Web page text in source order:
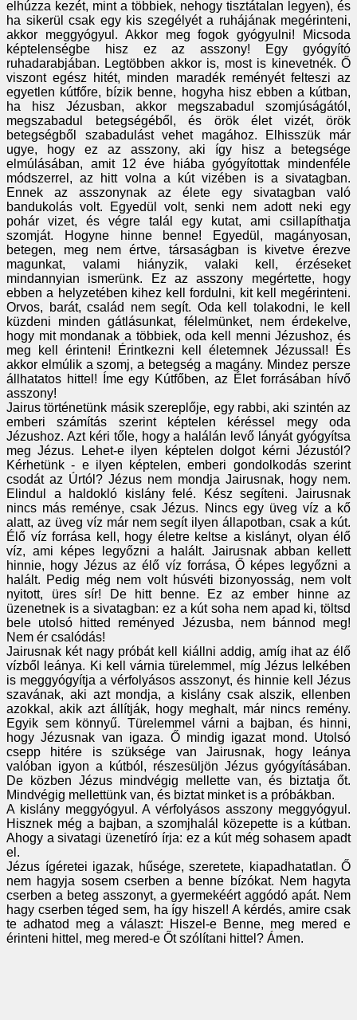
elhúzza kezét, mint a többiek, nehogy tisztátalan legyen), és
ha sikerül csak egy kis szegélyét a ruhájának megérinteni,
akkor meggyógyul. Akkor meg fogok gyógyulni! Micsoda
képtelenségbe hisz ez az asszony! Egy gyógyító
ruhadarabjában. Legtöbben akkor is, most is kinevetnék. Ő
viszont egész hitét, minden maradék reményét felteszi az
egyetlen kútfőre, bízik benne, hogyha hisz ebben a kútban,
ha hisz Jézusban, akkor megszabadul szomjúságától,
megszabadul betegségéből, és örök élet vizét, örök
betegségből szabadulást vehet magához. Elhisszük már
ugye, hogy ez az asszony, aki így hisz a betegsége
elmúlásában, amit 12 éve hiába gyógyítottak mindenféle
módszerrel, az hitt volna a kút vizében is a sivatagban.
Ennek az asszonynak az élete egy sivatagban való
bandukolás volt. Egyedül volt, senki nem adott neki egy
pohár vizet, és végre talál egy kutat, ami csillapíthatja
szomját. Hogyne hinne benne! Egyedül, magányosan,
betegen, meg nem értve, társaságban is kivetve érezve
magunkat, valami hiányzik, valaki kell, érzéseket
mindannyian ismerünk. Ez az asszony megértette, hogy
ebben a helyzetében kihez kell fordulni, kit kell megérinteni.
Orvos, barát, család nem segít. Oda kell tolakodni, le kell
küzdeni minden gátlásunkat, félelmünket, nem érdekelve,
hogy mit mondanak a többiek, oda kell menni Jézushoz, és
meg kell érinteni! Érintkezni kell életemnek Jézussal! És
akkor elmúlik a szomj, a betegség a magány. Mindez persze
állhatatos hittel! Íme egy Kútfőben, az Élet forrásában hívő
asszony!
Jairus történetünk másik szereplője, egy rabbi, aki szintén az
emberi számítás szerint képtelen kéréssel megy oda
Jézushoz. Azt kéri tőle, hogy a halálán levő lányát gyógyítsa
meg Jézus. Lehet-e ilyen képtelen dolgot kérni Jézustól?
Kérhetünk - e ilyen képtelen, emberi gondolkodás szerint
csodát az Úrtól? Jézus nem mondja Jairusnak, hogy nem.
Elindul a haldokló kislány felé. Kész segíteni. Jairusnak
nincs más reménye, csak Jézus. Nincs egy üveg víz a kő
alatt, az üveg víz már nem segít ilyen állapotban, csak a kút.
Élő víz forrása kell, hogy életre keltse a kislányt, olyan élő
víz, ami képes legyőzni a halált. Jairusnak abban kellett
hinnie, hogy Jézus az élő víz forrása, Ő képes legyőzni a
halált. Pedig még nem volt húsvéti bizonyosság, nem volt
nyitott, üres sír! De hitt benne. Ez az ember hinne az
üzenetnek is a sivatagban: ez a kút soha nem apad ki, töltsd
bele utolsó hitted reményed Jézusba, nem bánnod meg!
Nem ér csalódás!
Jairusnak két nagy próbát kell kiállni addig, amíg ihat az élő
vízből leánya. Ki kell várnia türelemmel, míg Jézus lelkében
is meggyógyítja a vérfolyásos asszonyt, és hinnie kell Jézus
szavának, aki azt mondja, a kislány csak alszik, ellenben
azokkal, akik azt állítják, hogy meghalt, már nincs remény.
Egyik sem könnyű. Türelemmel várni a bajban, és hinni,
hogy Jézusnak van igaza. Ő mindig igazat mond. Utolsó
csepp hitére is szüksége van Jairusnak, hogy leánya
valóban igyon a kútból, részesüljön Jézus gyógyításában.
De közben Jézus mindvégig mellette van, és biztatja őt.
Mindvégig mellettünk van, és biztat minket is a próbákban.
A kislány meggyógyul. A vérfolyásos asszony meggyógyul.
Hisznek még a bajban, a szomjhalál közepette is a kútban.
Ahogy a sivatagi üzenetíró írja: ez a kút még sohasem apadt
el.
Jézus ígéretei igazak, hűsége, szeretete, kiapadhatatlan. Ő
nem hagyja sosem cserben a benne bízókat. Nem hagyta
cserben a beteg asszonyt, a gyermekéért aggódó apát. Nem
hagy cserben téged sem, ha így hiszel! A kérdés, amire csak
te adhatod meg a választ: Hiszel-e Benne, meg mered e
érinteni hittel, meg mered-e Őt szólítani hittel? Ámen.